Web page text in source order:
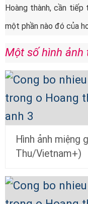
Hoàng thành, cần
một phần nào đó của
Một số hình ảnh
Hình ảnh miệng
Thu/Vietnam+)